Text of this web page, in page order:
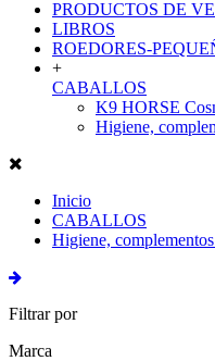
PRODUCTOS DE
LIBROS
ROEDORES-
+
CABALLOS
K9 HORSE
Higiene,
Inicio
CABALLOS
Higiene,
Filtrar por
Marca